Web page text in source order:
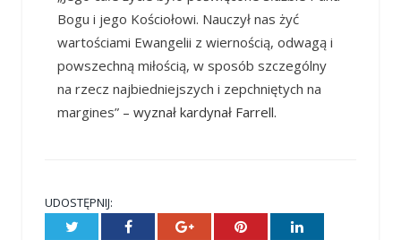
Bogu i jego Kościołowi. Nauczył nas żyć
wartościami Ewangelii z wiernością, odwagą i
powszechną miłością, w sposób szczególny
na rzecz najbiedniejszych i zepchniętych na
margines” – wyznał kardynał Farrell.
UDOSTĘPNIJ:
Twitter Facebook Google+ Pinterest LinkedIn